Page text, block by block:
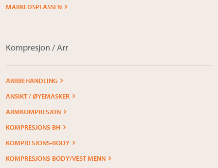
MARKEDSPLASSEN
Kompresjon / Arr
ARRBEHANDLING
ANSIKT / ØYEMASKER
ARMKOMPRESJON
KOMPRESJONS-BH
KOMPRESJONS-BODY
KOMPRESJONS-BODY/VEST MENN